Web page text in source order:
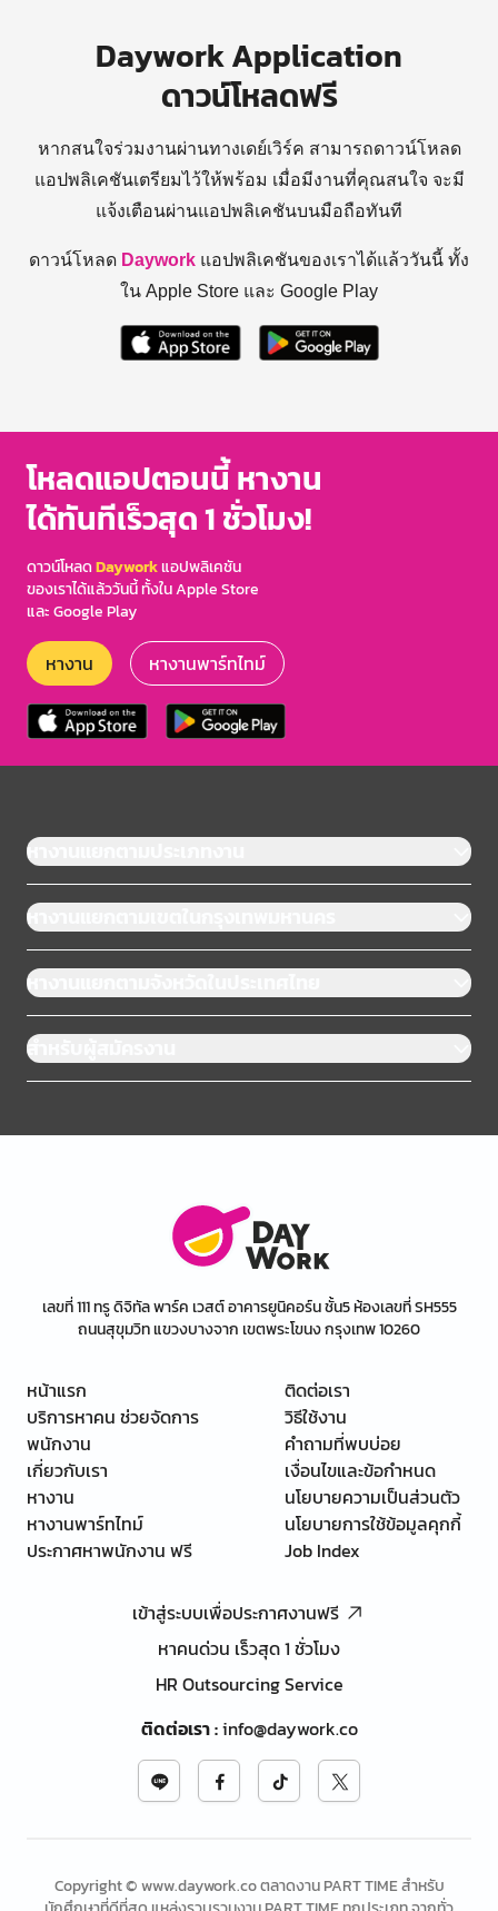
Daywork Application
ดาวน์โหลดฟรี
หากสนใจร่วมงานผ่านทางเดย์เวิร์ค สามารถดาวน์โหลด
แอปพลิเคชันเตรียมไว้ให้พร้อม เมื่อมีงานที่คุณสนใจ จะมี
แจ้งเตือนผ่านแอปพลิเคชันบนมือถือทันที
ดาวน์โหลด Daywork แอปพลิเคชันของเราได้แล้ววันนี้ ทั้ง
ใน Apple Store และ Google Play
โหลดแอปตอนนี้ หางาน
ได้ทันทีเร็วสุด 1 ชั่วโมง!
ดาวน์โหลดDayworkแอปพลิเคชัน
ของเราได้แล้ววันนี้ ทั้งใน Apple Store
และ Google Play
หางาน หางานพาร์ทไทม์
หางานแยกตามประเภทงาน
หางานแยกตามเขตในกรุงเทพมหานคร
หางานแยกตามจังหวัดในประเทศไทย
สำหรับผู้สมัครงาน
เลขที่ 111 ทรู ดิจิทัล พาร์ค เวสต์ อาคารยูนิคอร์น ชั้น5 ห้องเลขที่ SH555
ถนนสุขุมวิท แขวงบางจาก เขตพระโขนง กรุงเทพ 10260
หน้าแรก
บริการหาคน ช่วยจัดการ
พนักงาน
เกี่ยวกับเรา
หางาน
หางานพาร์ทไทม์
ประกาศหาพนักงาน ฟรี
ติดต่อเรา
วิธีใช้งาน
คำถามที่พบบ่อย
เงื่อนไขและข้อกำหนด
นโยบายความเป็นส่วนตัว
นโยบายการใช้ข้อมูลคุกกี้
Job Index
เข้าสู่ระบบเพื่อประกาศงานฟรี
หาคนด่วน เร็วสุด 1 ชั่วโมง
HR Outsourcing Service
ติดต่อเรา:info@daywork.co
Copyright © www.daywork.co ตลาดงาน PART TIME สำหรับ